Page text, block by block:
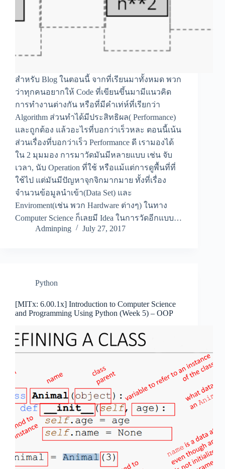
สำหรับ Blog ในตอนนี้ จากที่เรียนมาทั้งหมด พวก
ว่าทุกคนอยากให้ Code ที่เขียนขึ้นมามีแนวคิด
การทำงานต่างกัน หรือที่มีคำเท่ห์ที่เรียกว่า
Algorithm ส่วนทำได้มีประสิทธิผล( Performance)
และถูกต้อง แล้วอะไรที่บอกว่าเร็วหละ ตอนนี้เน้น
ส่วนเรื่องที่บอกว่าเร็ว Performance ดี เรามองได้
ใน 2 มุมมอง การมาวัดมันมีหลายแบบ เช่น จับ
เวลา, นับ Operation ที่ใช้ หรือแม้แต่การดูพื้นที่ที่
ใช้ไป แต่มันมีปัญหาจุกจิกมากมาย ทั้งที่เรื่อง
จำนวนข้อมูลนำเข้า(Data Set) และ
Enviroment(เช่น พวก Hardware ต่างๆ) ในทาง
Computer Science ก็เลยมี Idea ในการวัดอีกแบบ…
Adminping
July 27, 2017
Python
[MITx: 6.00.1x] Introduction to Computer Science
and Programming Using Python (Week 5) – OOP